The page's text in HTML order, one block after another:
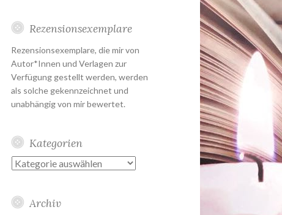
Rezensionsexemplare
Rezensionsexemplare, die mir von
Autor*Innen und Verlagen zur
Verfügung gestellt werden, werden
als solche gekennzeichnet und
unabhängig von mir bewertet.
Kategorien
Kategorien
Archiv